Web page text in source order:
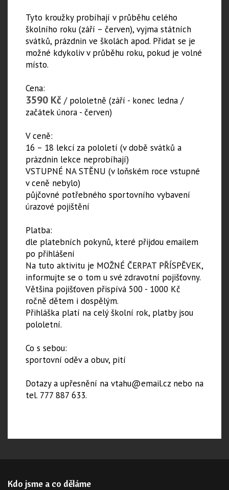
Tyto kroužky probíhají v průběhu celého
školního roku (září – červen), vyjma státních
svátků, prázdnin ve školách apod. Přidat se je
možné kdykoliv v průběhu roku, pokud je volné
místo.
Cena:
3590 Kč / pololetně (září - konec ledna /
začátek února - červen)
V ceně:
16 – 18 lekcí za pololetí (v době svátků a
prázdnin lekce neprobíhají)
VSTUPNÉ NA STĚNU (v loňském roce vstupné
v ceně nebylo)
půjčovné potřebného sportovního vybavení
úrazové pojištění
Platba:
dle platebních pokynů, které přijdou emailem
po přihlášení
Na tuto aktivitu je MOŽNÉ ČERPAT PŘÍSPĚVEK,
informujte se o tom u své zdravotní pojišťovny.
Většina pojišťoven přispívá 500 - 1000 Kč
ročně dětem i dospělým.
​Přihláška platí na celý školní rok, platby jsou
pololetní.
Co s sebou:
sportovní oděv a obuv, pití
Dotazy a upřesnění na vtahu@email.cz nebo na
tel. 777 887 633.
Kdo jsme a co děláme